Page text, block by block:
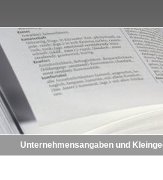
Unternehmensangaben und